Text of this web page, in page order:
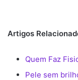
Artigos
Quem Faz
Pele sem